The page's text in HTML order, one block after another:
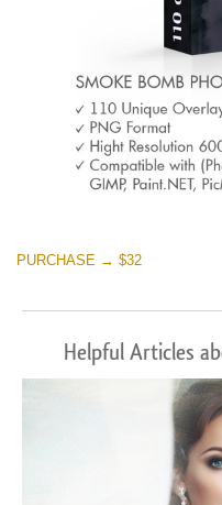
PURCHASE → $32
Helpful Articles